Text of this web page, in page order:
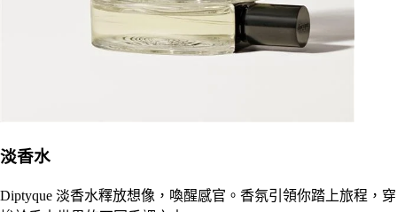
淡香水
Diptyque 淡香水釋放想像，喚醒感官。香氛引領你踏上旅程，穿